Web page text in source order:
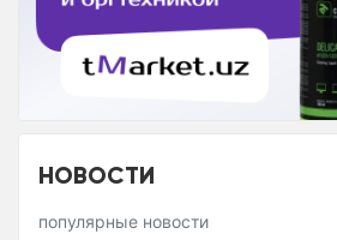
НОВОСТИ
популярные новости